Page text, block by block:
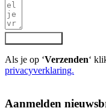
Als je op ‘Verzenden‘
privacyverklaring.
Aanmelden